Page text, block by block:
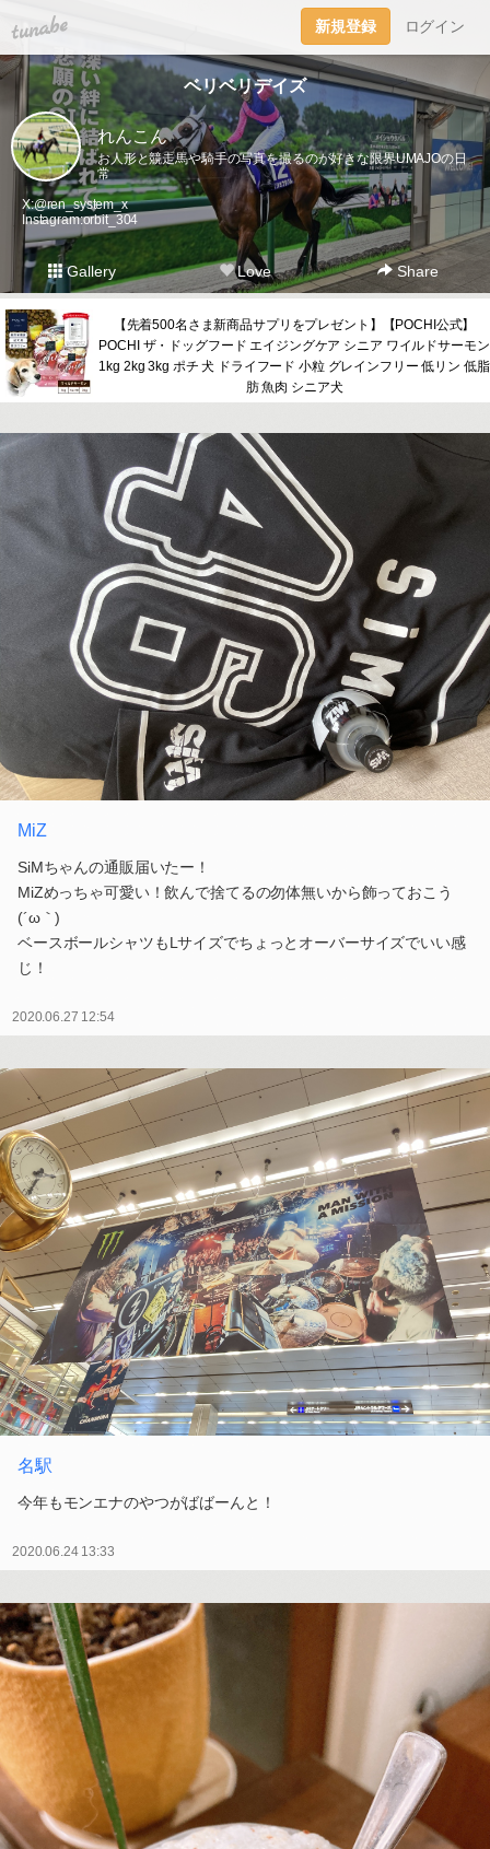
tuna.be 新規登録 ログイン
ベリベリデイズ
れんこん
お人形と競走馬や騎手の写真を撮るのが好きな限界UMAJOの日
常
X:@ren_system_x
Instagram:orbit_304
Gallery Love Share
【先着500名さま新商品サプリをプレゼント】【POCHI公式】
POCHI ザ・ドッグフード エイジングケア シニア ワイルドサーモン
1kg 2kg 3kg ポチ 犬 ドライフード 小粒 グレインフリー 低リン 低脂
肪 魚肉 シニア犬
MiZ
SiMちゃんの通販届いたー！
MiZめっちゃ可愛い！飲んで捨てるの勿体無いから飾っておこう
(´ω｀)
ベースボールシャツもLサイズでちょっとオーバーサイズでいい感
じ！
2020.06.27 12:54
名駅
今年もモンエナのやつがばばーんと！
2020.06.24 13:33